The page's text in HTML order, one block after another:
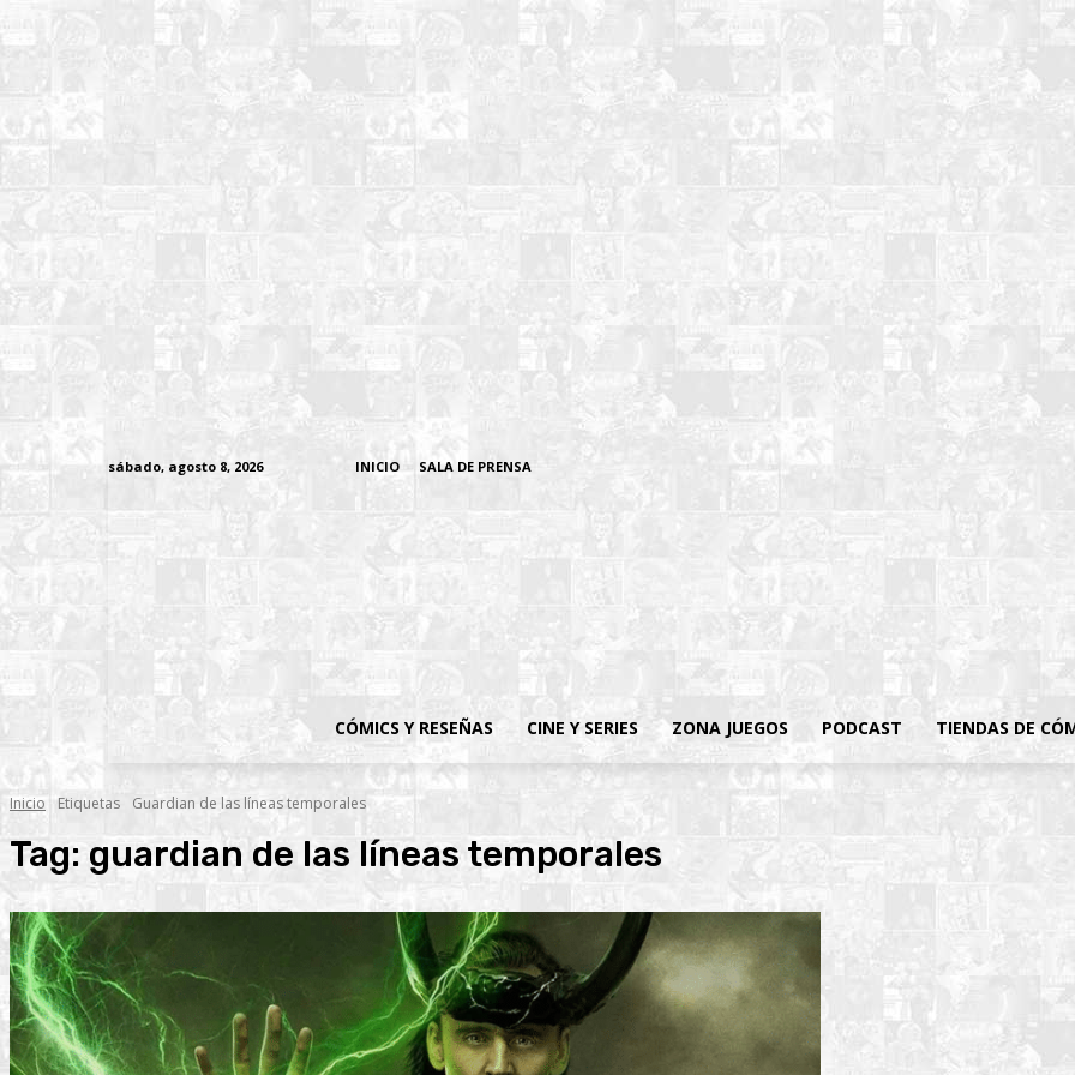
sábado, agosto 8, 2026 INICIO SALA DE PRENSA
CÓMICS Y RESEÑAS CINE Y SERIES ZONA JUEGOS PODCAST TIENDAS DE
Inicio Etiquetas Guardian de las líneas temporales
Tag: guardian de las líneas temporales